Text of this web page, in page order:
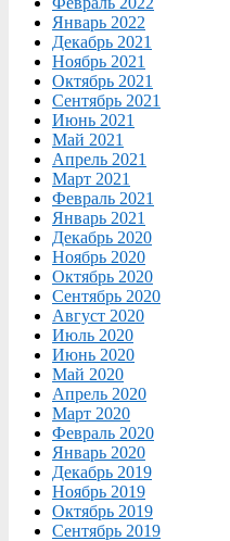
Январь 2022
Декабрь 2021
Ноябрь 2021
Октябрь 2021
Сентябрь 2021
Июнь 2021
Май 2021
Апрель 2021
Март 2021
Февраль 2021
Январь 2021
Декабрь 2020
Ноябрь 2020
Октябрь 2020
Сентябрь 2020
Август 2020
Июль 2020
Июнь 2020
Май 2020
Апрель 2020
Март 2020
Февраль 2020
Январь 2020
Декабрь 2019
Ноябрь 2019
Октябрь 2019
Сентябрь 2019